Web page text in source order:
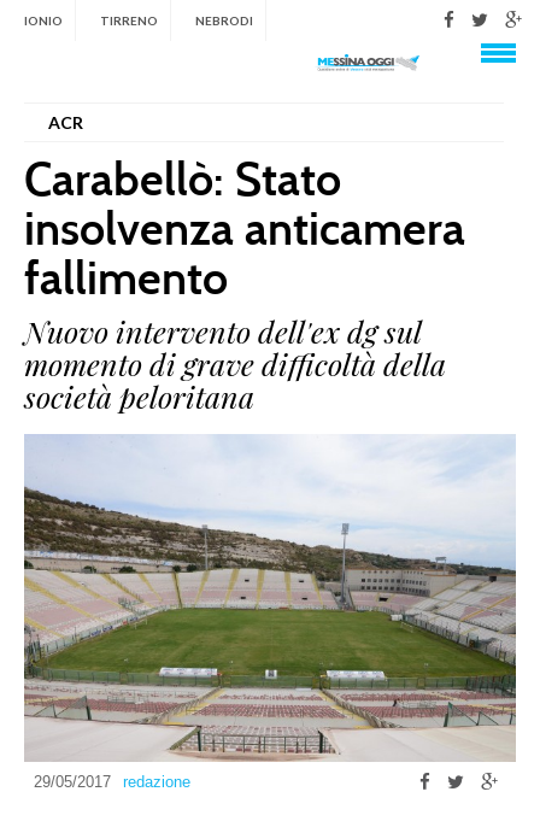
IONIO TIRRENO NEBRODI
ACR
Carabellò: Stato
insolvenza anticamera
fallimento
Nuovo intervento dell'ex dg sul
momento di grave difficoltà della
società peloritana
29/05/2017 redazione